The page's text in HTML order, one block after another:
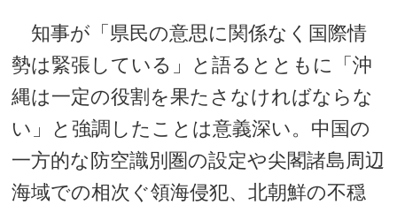
知事が「県民の意思に関係なく国際情
勢は緊張している」と語るとともに「沖
縄は一定の役割を果たさなければならな
い」と強調したことは意義深い。中国の
一方的な防空識別圏の設定や尖閣諸島周辺
海域での相次ぐ領海侵犯、北朝鮮の不穏